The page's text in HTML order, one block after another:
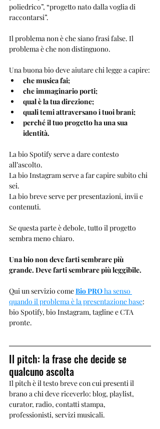
poliedrico”, “progetto nato dalla voglia di
raccontarsi”.
Il problema non è che siano frasi false. Il
problema è che non distinguono.
Una buona bio deve aiutare chi legge a capire:
che musica fai;
che immaginario porti;
qual è la tua direzione;
quali temi attraversano i tuoi brani;
perché il tuo progetto ha una sua
identità.
La bio Spotify serve a dare contesto
all’ascolto.
La bio Instagram serve a far capire subito chi
sei.
La bio breve serve per presentazioni, invii e
contenuti.
Se questa parte è debole, tutto il progetto
sembra meno chiaro.
Una bio non deve farti sembrare più
grande. Deve farti sembrare più leggibile.
Qui un servizio come Bio PRO ha senso
quando il problema è la presentazione base:
bio Spotify, bio Instagram, tagline e CTA
pronte.
Il pitch: la frase che decide se
qualcuno ascolta
Il pitch è il testo breve con cui presenti il
brano a chi deve riceverlo: blog, playlist,
curator, radio, contatti stampa,
professionisti, servizi musicali.